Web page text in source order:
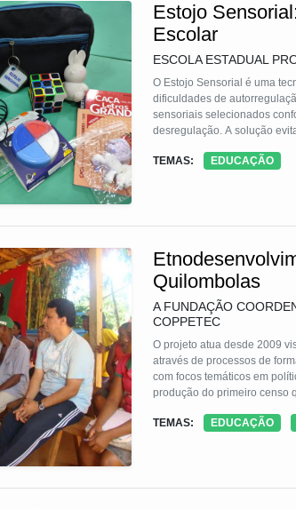
Estojo
Escolar
ESCOLA ESTADUAL
O Estojo Sensorial é uma
dificuldades de
sensoriais selecionados
desregulação. A solução
TEMAS:
EDUCAÇÃO
Quilombolas
A FUNDAÇÃO
COPPETEC
O projeto atua desde 2009
através de processos de
com focos temáticos em
produção do primeiro censo quilombola do país. A abrangência
TEMAS:
EDUCAÇÃO